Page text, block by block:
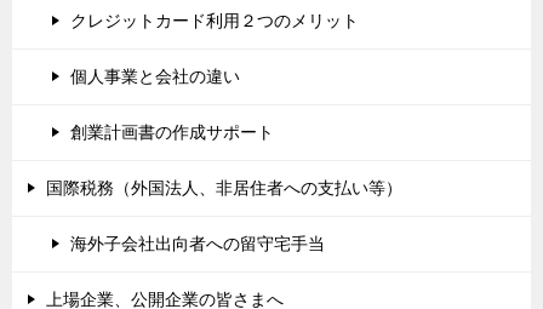
クレジットカード利用２つのメリット
個人事業と会社の違い
創業計画書の作成サポート
国際税務（外国法人、非居住者への支払い等）
海外子会社出向者への留守宅手当
上場企業、公開企業の皆さまへ